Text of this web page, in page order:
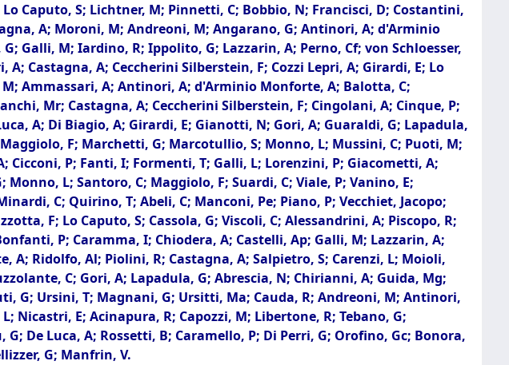
Caputo, S; Lichtner, M; Pinnetti, C; Bobbio, N; Francisci, D; Costantini,
A; Moroni, M; Andreoni, M; Angarano, G; Antinori, A; d'Arminio
Galli, M; Iardino, R; Ippolito, G; Lazzarin, A; Perno, Cf; von Schloesser,
Castagna, A; Ceccherini Silberstein, F; Cozzi Lepri, A; Girardi, E; Lo
Ammassari, A; Antinori, A; d'Arminio Monforte, A; Balotta, C;
Mr; Castagna, A; Ceccherini Silberstein, F; Cingolani, A; Cinque, P;
A; Di Biagio, A; Girardi, E; Gianotti, N; Gori, A; Guaraldi, G; Lapadula,
F; Marchetti, G; Marcotullio, S; Monno, L; Mussini, C; Puoti, M;
Cicconi, P; Fanti, I; Formenti, T; Galli, L; Lorenzini, P; Giacometti, A;
L; Santoro, C; Maggiolo, F; Suardi, C; Viale, P; Vanino, E;
C; Quirino, T; Abeli, C; Manconi, Pe; Piano, P; Vecchiet, Jacopo;
F; Lo Caputo, S; Cassola, G; Viscoli, C; Alessandrini, A; Piscopo, R;
P; Caramma, I; Chiodera, A; Castelli, Ap; Galli, M; Lazzarin, A;
A; Ridolfo, Al; Piolini, R; Castagna, A; Salpietro, S; Carenzi, L; Moioli,
C; Gori, A; Lapadula, G; Abrescia, N; Chirianni, A; Guida, Mg;
G; Ursini, T; Magnani, G; Ursitti, Ma; Cauda, R; Andreoni, M; Antinori,
Nicastri, E; Acinapura, R; Capozzi, M; Libertone, R; Tebano, G;
De Luca, A; Rossetti, B; Caramello, P; Di Perri, G; Orofino, Gc; Bonora,
G; Manfrin, V.